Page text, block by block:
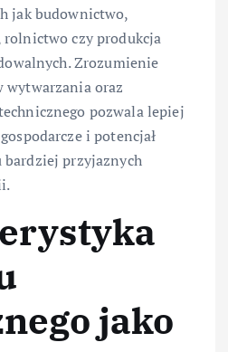
jak budownictwo,
rolnictwo czy produkcja
Zrozumienie
wytwarzania oraz
pozwala lepiej
i potencjał
przyjaznych
jako